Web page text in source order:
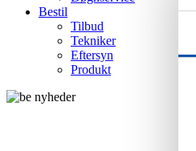
Bestil
Tilbud
Tekniker
Eftersyn
Produkt